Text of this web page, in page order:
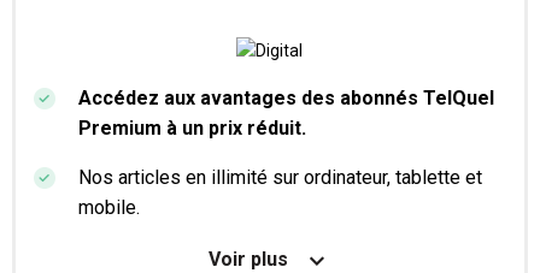
Accédez aux avantages des abonnés TelQuel
Premium à un prix réduit.
Nos articles en illimité sur ordinateur, tablette et
mobile.
Le magazine TelQuel en numérique avant la sortie
Voir plus